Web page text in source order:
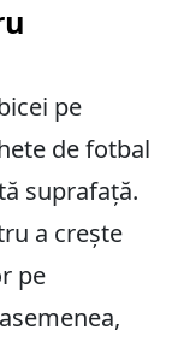
pe
de fotbal
suprafață.
a crește
pe